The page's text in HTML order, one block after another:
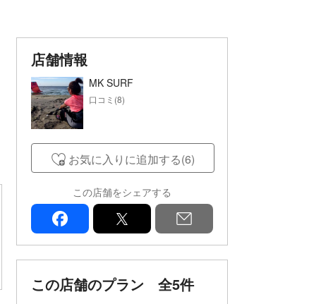
店舗情報
MK SURF
口コミ(8)
お気に入りに追加する(6)
この店舗をシェアする
facebook
この店舗のプラン 全5件